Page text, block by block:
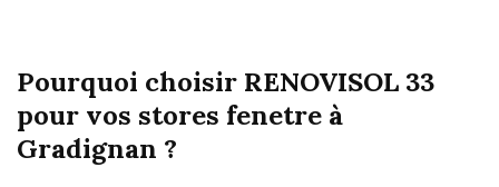
Pourquoi choisir RENOVISOL 33
pour vos stores fenetre à
Gradignan ?